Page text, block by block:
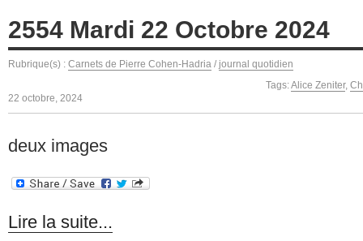
2554 Mardi 22 Octobre 2024
Rubrique(s) : Carnets de Pierre Cohen-Hadria / journal quotidien
Tags:Alice Zeniter,
22 octobre, 2024
deux images
Lire la suite...